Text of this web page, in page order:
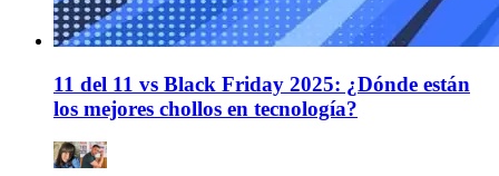
11 del 11 vs Black Friday 2025: ¿Dónde están
los mejores chollos en tecnología?